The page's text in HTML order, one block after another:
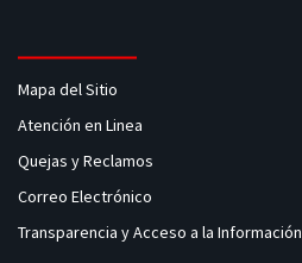
Mapa del Sitio
Atención en Linea
Quejas y Reclamos
Correo Electrónico
Transparencia y Acceso a la Información